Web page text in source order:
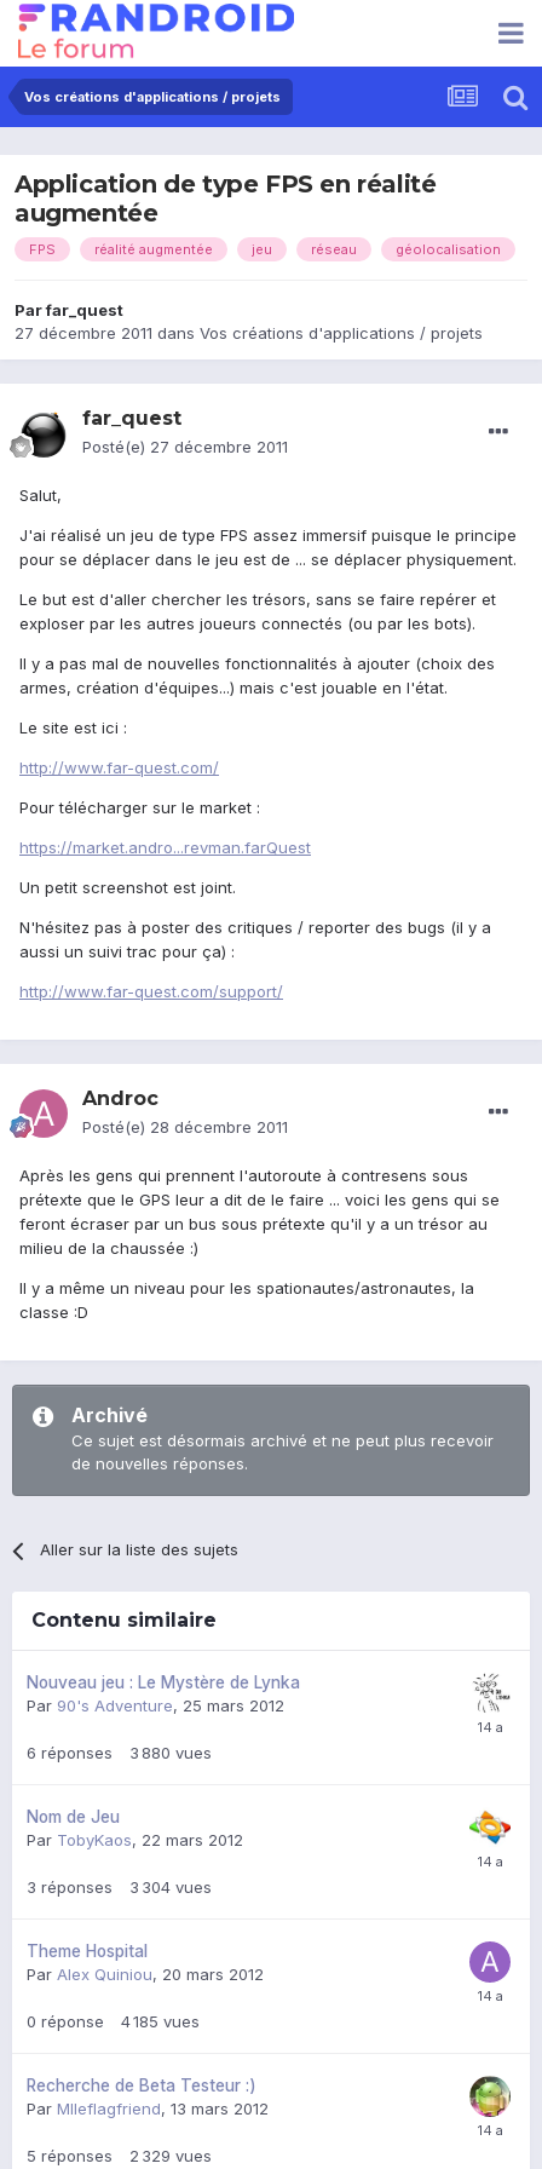
Vos créations d'applications / projets
Application de type FPS en réalité
augmentée
FPS réalité augmentée jeu réseau géolocalisation
Parfar_quest
27 décembre 2011 dans Vos créations d'applications / projets
far_quest
Posté(e) 27 décembre 2011
Salut,
J'ai réalisé un jeu de type FPS assez immersif puisque le principe
pour se déplacer dans le jeu est de ... se déplacer physiquement.
Le but est d'aller chercher les trésors, sans se faire repérer et
exploser par les autres joueurs connectés (ou par les bots).
Il y a pas mal de nouvelles fonctionnalités à ajouter (choix des
armes, création d'équipes...) mais c'est jouable en l'état.
Le site est ici :
http://www.far-quest.com/
Pour télécharger sur le market :
https://market.andro...revman.farQuest
Un petit screenshot est joint.
N'hésitez pas à poster des critiques / reporter des bugs (il y a
aussi un suivi trac pour ça) :
http://www.far-quest.com/support/
Androc
Posté(e) 28 décembre 2011
Après les gens qui prennent l'autoroute à contresens sous
prétexte que le GPS leur a dit de le faire ... voici les gens qui se
feront écraser par un bus sous prétexte qu'il y a un trésor au
milieu de la chaussée :)
Il y a même un niveau pour les spationautes/astronautes, la
classe :D
Archivé
Ce sujet est désormais archivé et ne peut plus recevoir
de nouvelles réponses.
Aller sur la liste des sujets
Contenu similaire
Nouveau jeu : Le Mystère de Lynka
Par 90's Adventure, 25 mars 2012
6 réponses 3 880 vues
Nom de Jeu
Par TobyKaos, 22 mars 2012
3 réponses 3 304 vues
Theme Hospital
Par Alex Quiniou, 20 mars 2012
0 réponse 4 185 vues
Recherche de Beta Testeur :)
Par Mlleflagfriend, 13 mars 2012
5 réponses 2 329 vues